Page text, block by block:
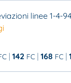
linee 1-4-
142 FC 168 FC 1